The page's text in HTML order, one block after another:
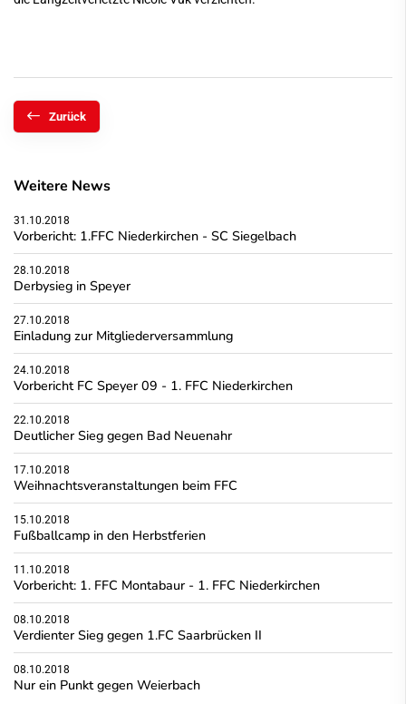
Zurück
Weitere News
31.10.2018
Vorbericht: 1.FFC Niederkirchen - SC Siegelbach
28.10.2018
Derbysieg in Speyer
27.10.2018
Einladung zur Mitgliederversammlung
24.10.2018
Vorbericht FC Speyer 09 - 1. FFC Niederkirchen
22.10.2018
Deutlicher Sieg gegen Bad Neuenahr
17.10.2018
Weihnachtsveranstaltungen beim FFC
15.10.2018
Fußballcamp in den Herbstferien
11.10.2018
Vorbericht: 1. FFC Montabaur - 1. FFC Niederkirchen
08.10.2018
Verdienter Sieg gegen 1.FC Saarbrücken II
08.10.2018
Nur ein Punkt gegen Weierbach